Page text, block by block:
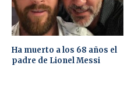
Ha muerto a los 68 años el
padre de Lionel Messi